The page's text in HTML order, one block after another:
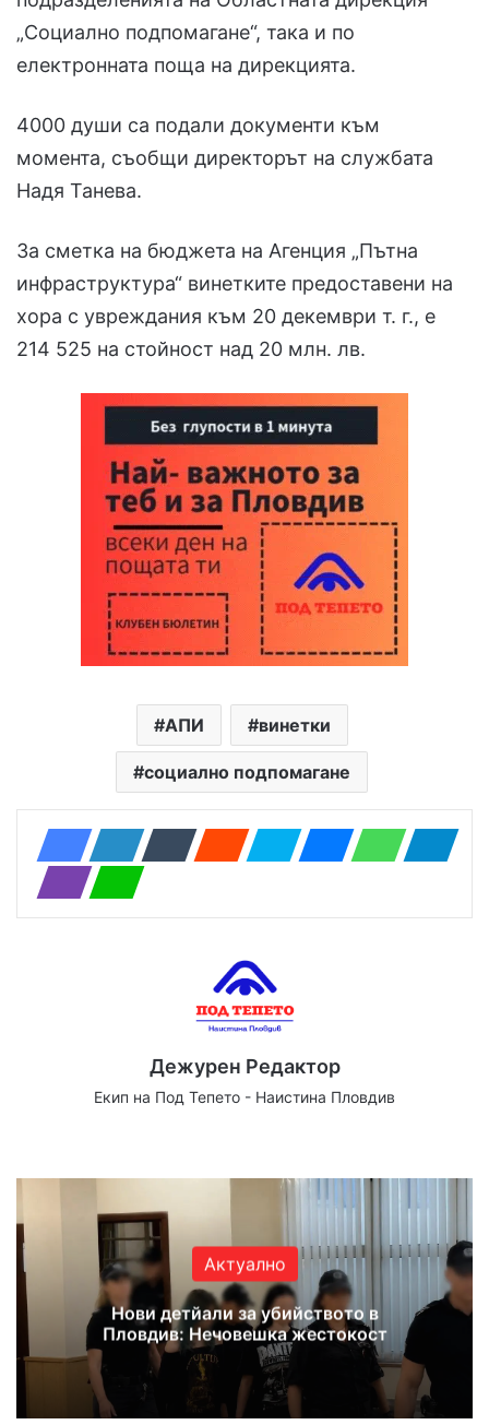
„Социално подпомагане“, така и по
електронната поща на дирекцията.
4000 души са подали документи към
момента, съобщи директорът на службата
Надя Танева.
За сметка на бюджета на Агенция „Пътна
инфраструктура“ винетките предоставени на
хора с увреждания към 20 декември т. г., е
214 525 на стойност над 20 млн. лв.
АПИ винетки
социално подпомагане
Дежурен Редактор
Екип на Под Тепето - Наистина Пловдив
Актуално
Нови детйали за убийството в
Пловдив: Нечовешка жестокост